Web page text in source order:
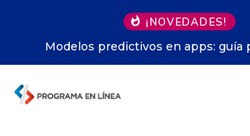
¡NOVEDADES!
Automatización infraestructura
comunes